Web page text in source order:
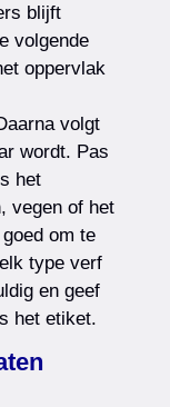
blijft
volgende
oppervlak
volgt
wordt. Pas
het
vegen of het
om te
type verf
en geef
het etiket.